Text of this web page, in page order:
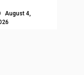
August 4,